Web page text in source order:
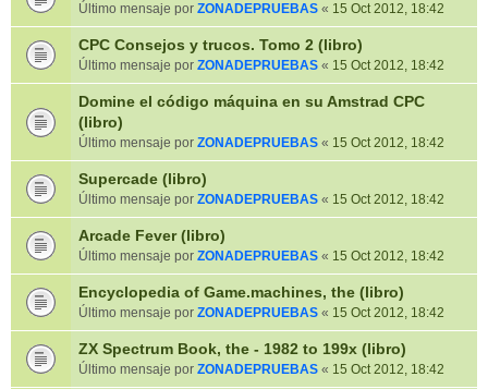
Último mensaje por ZONADEPRUEBAS « 15 Oct 2012, 18:42
CPC Consejos y trucos. Tomo 2 (libro)
Último mensaje por ZONADEPRUEBAS « 15 Oct 2012, 18:42
Domine el código máquina en su Amstrad CPC
(libro)
Último mensaje por ZONADEPRUEBAS « 15 Oct 2012, 18:42
Supercade (libro)
Último mensaje por ZONADEPRUEBAS « 15 Oct 2012, 18:42
Arcade Fever (libro)
Último mensaje por ZONADEPRUEBAS « 15 Oct 2012, 18:42
Encyclopedia of Game.machines, the (libro)
Último mensaje por ZONADEPRUEBAS « 15 Oct 2012, 18:42
ZX Spectrum Book, the - 1982 to 199x (libro)
Último mensaje por ZONADEPRUEBAS « 15 Oct 2012, 18:42